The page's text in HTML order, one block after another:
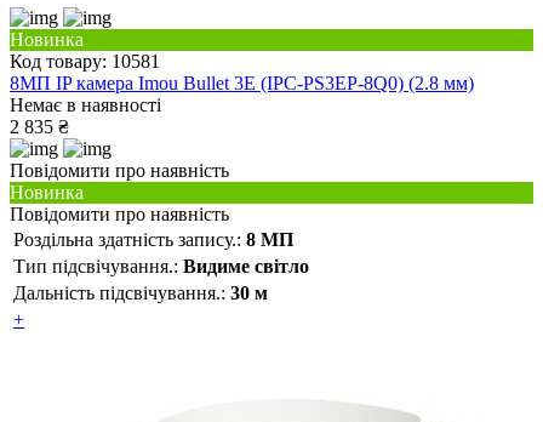
Новинка
Код товару: 10581
8МП IP камера Imou Bullet 3E (IPC-PS3EP-8Q0) (2.8 мм)
Немає в наявності
2 835 ₴
Повідомити про наявність
Новинка
Повідомити про наявність
Роздільна здатність запису.: 8 МП
Тип підсвічування.: Видиме світло
Дальність підсвічування.: 30 м
+